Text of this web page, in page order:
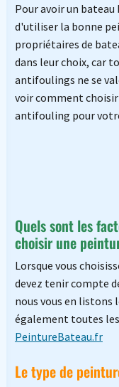
Pour avoir un
d'utiliser la bonne
propriétaires de
dans leur choix, car
antifoulings ne se
voir comment
antifouling pour
Quels sont les
choisir une
Lorsque vous
devez tenir compte
nous vous en listons
également toutes
PeintureBateau.fr
Le type de